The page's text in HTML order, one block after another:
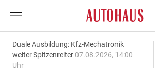
Duale Ausbildung: Kfz-Mechatronik
weiter Spitzenreiter 07.08.2026, 14:00
Uhr